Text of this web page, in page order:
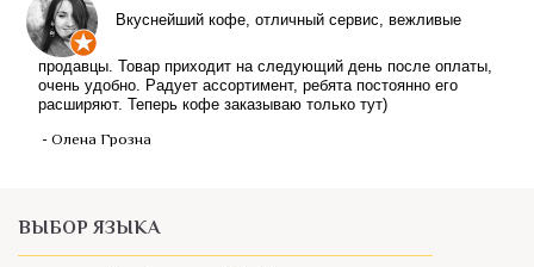
Вкуснейший кофе, отличный сервис, вежливые
продавцы. Товар приходит на следующий день после оплаты,
очень удобно. Радует ассортимент, ребята постоянно его
расширяют. Теперь кофе заказываю только тут)
- Олена Грозна
ВЫБОР ЯЗЫКА